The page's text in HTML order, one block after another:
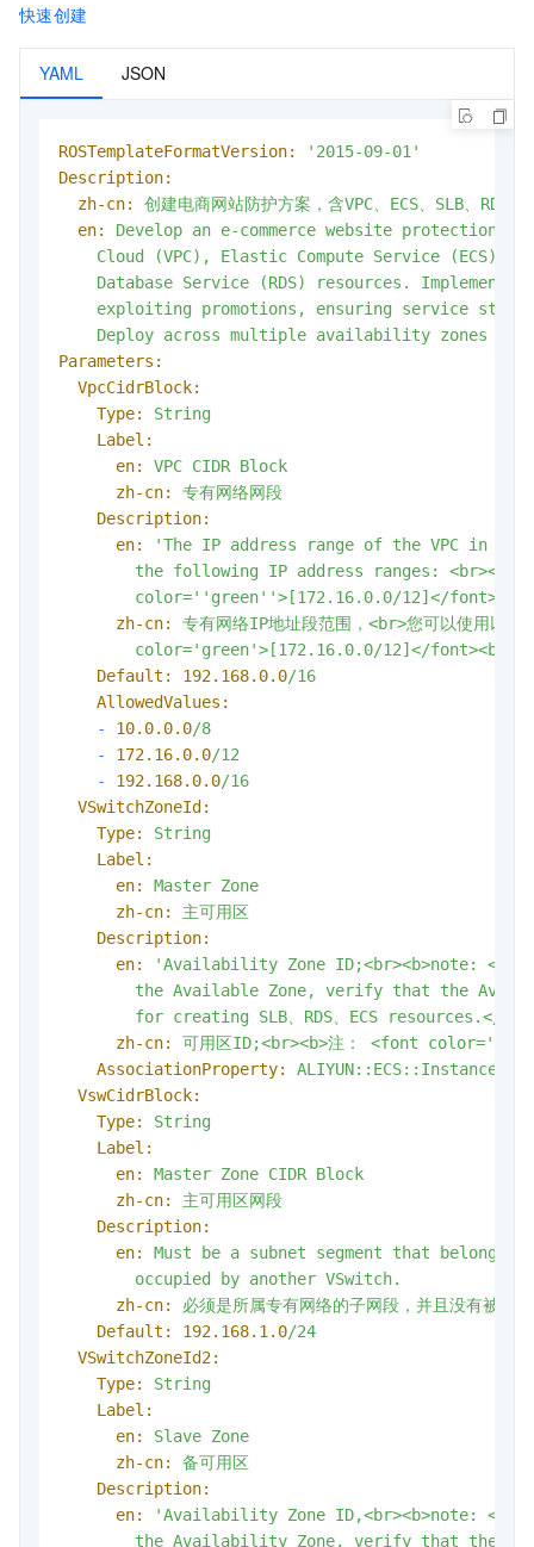
快速创建
YAML JSON
ROSTemplateFormatVersion:
'2015-09-01'
Description:
zh-cn:
创建电商网站防护方案，含VPC、ECS、SLB、RDS
en:
Develop an e-commerce website protection
Cloud
(VPC), Elastic Compute Service (ECS),
Database Service (RDS) resources. Implement
exploiting
promotions, ensuring service
Deploy across multiple availability zones
Parameters:
VpcCidrBlock:
Type:
String
Label:
en:
VPC CIDR Block
zh-cn:
专有网络网段
Description:
en:
'The IP address range of the VPC in the
the following IP address ranges:
        color='
'green' '>[172.16.0.0/12]</
zh-cn:
专有网络IP地址段范围，<br>您可以使用以
color='green'>[172.16.0.0/12]</
Default:
192.168.0.0/16
AllowedValues:
-
10.0.0.0/8
-
172.16.0.0/12
-
192.168.0.0/16
VSwitchZoneId:
Type:
String
Label:
en:
Master Zone
zh-cn:
主可用区
Description:
en:
'Availability Zone ID;<br><b>note:
the Available Zone, verify that the
for creating SLB、RDS、ECS resources.</
zh-cn:
可用区ID;<br><b>注： <font
color='blue'>
AssociationProperty:
VswCidrBlock:
Type:
String
Label:
en:
Master Zone CIDR Block
zh-cn:
主可用区网段
Description:
en:
Must be a subnet segment that belongs
occupied
by another VSwitch.
zh-cn:
必须是所属专有网络的子网段，并且没有被其
Default:
192.168.1 .0/24
VSwitchZoneId2:
Type:
String
Label:
en:
Slave Zone
zh-cn:
备可用区
Description:
en:
'Availability Zone ID,<br><b>note:
the Availability Zone, verify that the